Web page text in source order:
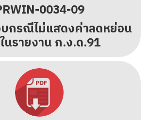
0034-09
กรณีไม่แสดงค่าลดหย่อน
นรายงาน ภ.ง.ด.91